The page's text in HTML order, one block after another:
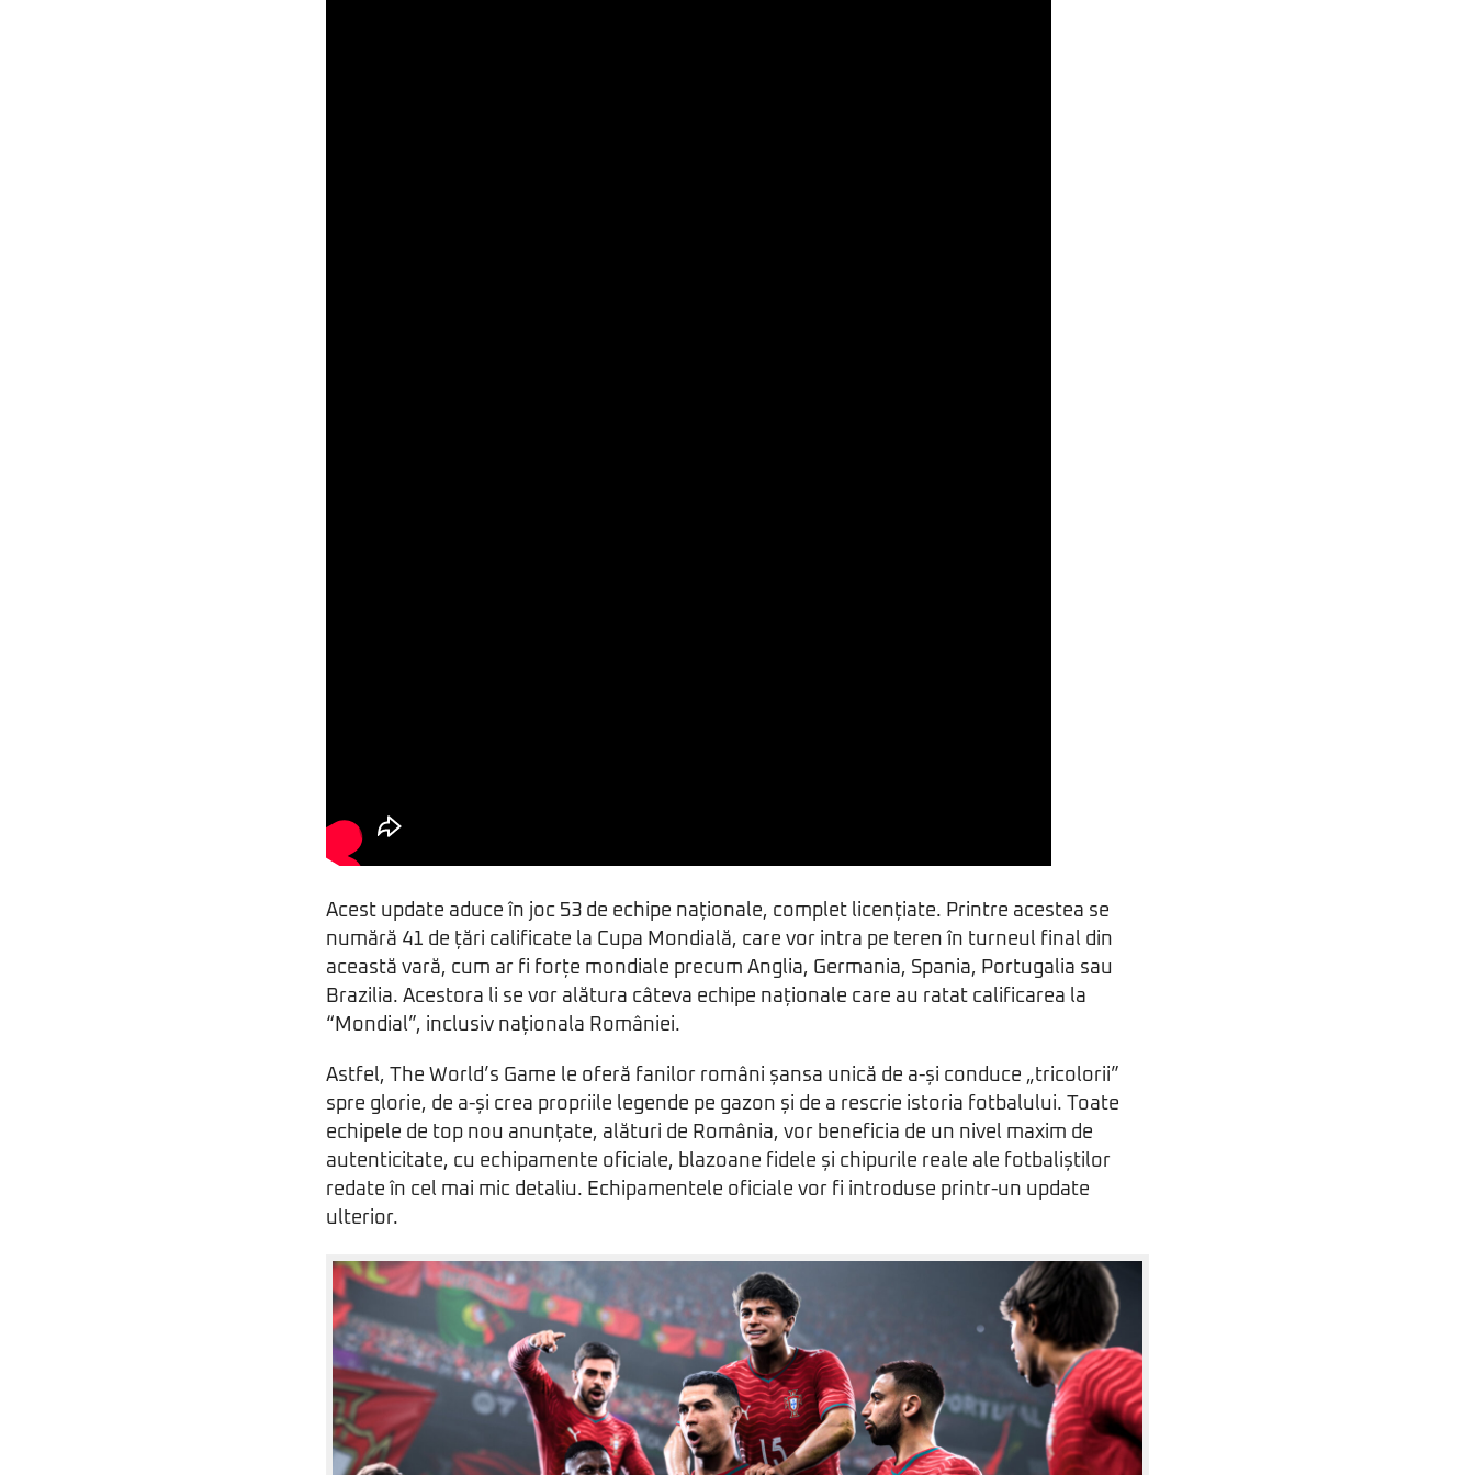
Acest update aduce în joc 53 de echipe naționale, complet licențiate. Printre acestea se
numără 41 de țări calificate la Cupa Mondială, care vor intra pe teren în turneul final din
această vară, cum ar fi forțe mondiale precum Anglia, Germania, Spania, Portugalia sau
Brazilia. Acestora li se vor alătura câteva echipe naționale care au ratat calificarea la
“Mondial”, inclusiv naționala României.
Astfel, The World’s Game le oferă fanilor români șansa unică de a-și conduce „tricolorii”
spre glorie, de a-și crea propriile legende pe gazon și de a rescrie istoria fotbalului. Toate
echipele de top nou anunțate, alături de România, vor beneficia de un nivel maxim de
autenticitate, cu echipamente oficiale, blazoane fidele și chipurile reale ale fotbaliștilor
redate în cel mai mic detaliu. Echipamentele oficiale vor fi introduse printr-un update
ulterior.